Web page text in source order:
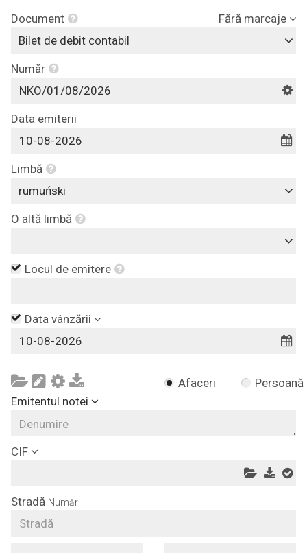
Document
Fără marcaje
Bilet de debit contabil
Număr
Data emiterii
Limbă
rumuński
O altă limbă
Locul de emitere
Data vânzării
Afaceri
Persoană
Emitentul notei
CIF
Stradă Număr